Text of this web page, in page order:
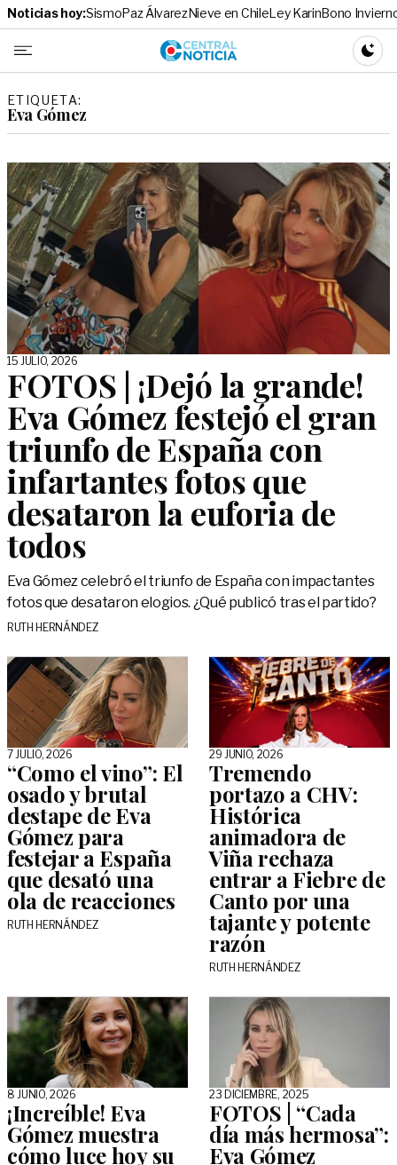
Noticias hoy:SismoPaz ÁlvarezNieve en ChileLey KarinBono
Central
ETIQUETA:
Eva Gómez
15 JULIO, 2026
FOTOS | ¡Dejó la grande!
Eva Gómez festejó el gran
triunfo de España con
infartantes fotos que
desataron la euforia de
todos
Eva Gómez celebró el triunfo de España con impactantes
fotos que desataron elogios. ¿Qué publicó tras el partido?
RUTH HERNÁNDEZ
7 JULIO, 2026
“Como el vino”: El
osado y brutal
destape de Eva
Gómez para
festejar a España
que desató una
ola de reacciones
RUTH HERNÁNDEZ
29 JUNIO, 2026
Tremendo
portazo a CHV:
Histórica
animadora de
Viña rechaza
entrar a Fiebre de
Canto por una
tajante y potente
razón
RUTH HERNÁNDEZ
8 JUNIO, 2026
¡Increíble! Eva
Gómez muestra
cómo luce hoy su
23 DICIEMBRE, 2025
FOTOS | “Cada
día más hermosa”:
Eva Gómez